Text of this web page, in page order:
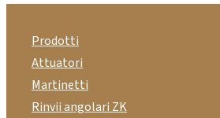
Prodotti
Attuatori
Martinetti
Rinvii angolari ZK